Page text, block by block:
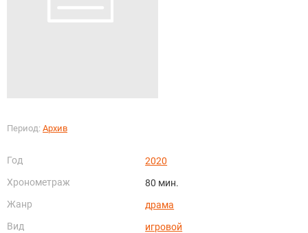
Период: Архив
Год
2020
Хронометраж
80 мин.
Жанр
драма
Вид
игровой